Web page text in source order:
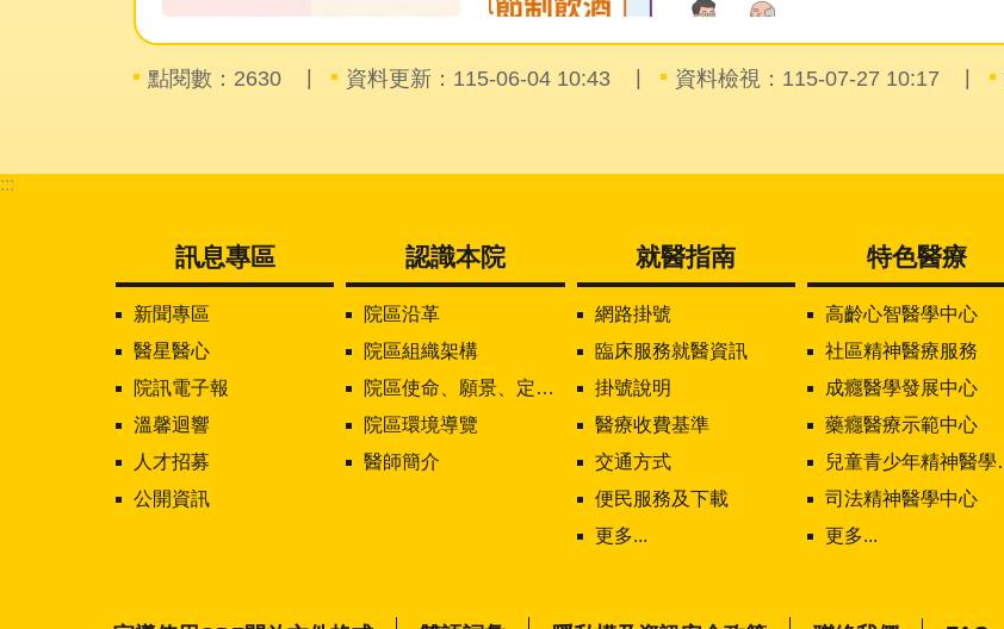
點閱數： 2630 資料更新：115-06-04 10:43 資料檢視：115-07-27 10:17
:::
訊息專區
新聞專區
醫星醫心
院訊電子報
溫馨迴響
人才招募
公開資訊
認識本院
院區沿革
院區組織架構
院區使命、願景、定位及核心價值
院區環境導覽
醫師簡介
就醫指南
網路掛號
臨床服務就醫資訊
掛號說明
醫療收費基準
交通方式
便民服務及下載
更多...
特色醫療
高齡心智醫學中心
社區精神醫療服務
成癮醫學發展中心
藥癮醫療示範中心
兒童青少年精神醫學中心
司法精神醫學中心
更多...